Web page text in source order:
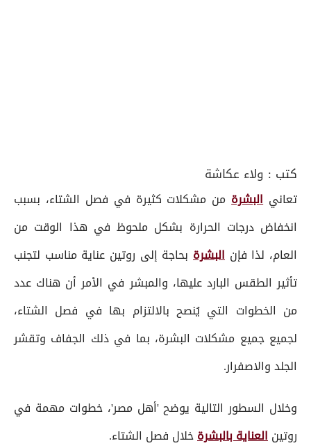
كتب : ولاء عكاشة
تعانيالبشرةمن مشكلات كثيرة في فصل الشتاء، بسبب
انخفاض درجات الحرارة بشكل ملحوظ في هذا الوقت من
العام، لذا فإن البشرة بحاجة إلى روتين عناية مناسب لتجنب
تأثير الطقس البارد عليها، والمبشر في الأمر أن هناك عدد
من الخطوات التي يُنصح بالالتزام بها في فصل الشتاء،
لجميع جميع مشكلات البشرة، بما في ذلك الجفاف وتقشر
الجلد والاصفرار.
وخلال السطور التالية يوضح 'أهل مصر'، خطوات مهمة في
روتينالعناية بالبشرةخلال فصل الشتاء.